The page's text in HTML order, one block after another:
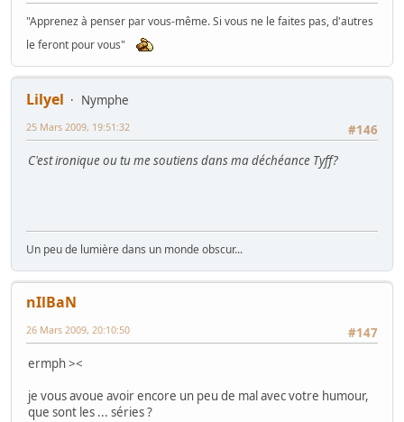
"Apprenez à penser par vous-même. Si vous ne le faites pas, d'autres
le feront pour vous"
Lilyel
Nymphe
#146
25 Mars 2009, 19:51:32
C'est ironique ou tu me soutiens dans ma déchéance Tyff?
Un peu de lumière dans un monde obscur...
nIlBaN
#147
26 Mars 2009, 20:10:50
ermph ><
je vous avoue avoir encore un peu de mal avec votre humour,
que sont les ... séries ?